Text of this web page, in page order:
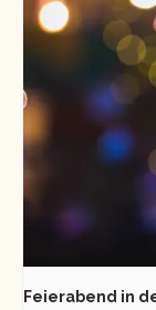
Feierabend in